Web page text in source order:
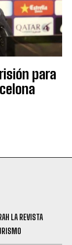
para
LA REVISTA